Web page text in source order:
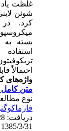
غلظت یاد
شوئن لاینی
کرد. در
بسته به
استفاده
احتمالاً
واژه‌های
متن کامل[PDF 149 kb]
نوع مطالعه:
1385/3/31